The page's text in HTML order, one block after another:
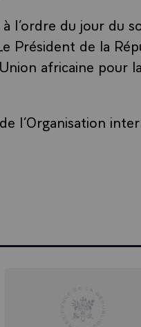
l’ordre du jour du
Président de la
africaine pour
l’Organisation